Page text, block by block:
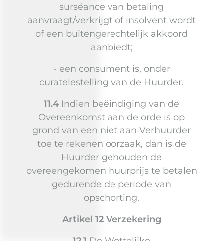
surséance van betaling
aanvraagt/verkrijgt of insolvent wordt
of een buitengerechtelijk akkoord
aanbiedt;
- een consument is, onder
curatelestelling van de Huurder.
11.4 Indien beëindiging van de
Overeenkomst aan de orde is op
grond van een niet aan Verhuurder
toe te rekenen oorzaak, dan is de
Huurder gehouden de
overeengekomen huurprijs te betalen
gedurende de periode van
opschorting.
Artikel 12 Verzekering